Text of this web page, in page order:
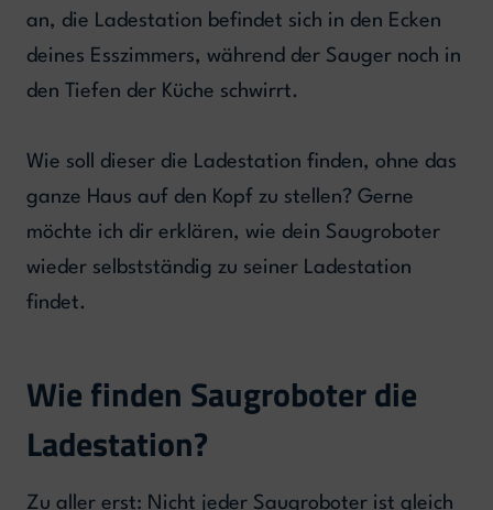
an, die Ladestation befindet sich in den Ecken
deines Esszimmers, während der Sauger noch in
den Tiefen der Küche schwirrt.
Wie soll dieser die Ladestation finden, ohne das
ganze Haus auf den Kopf zu stellen? Gerne
möchte ich dir erklären, wie dein Saugroboter
wieder selbstständig zu seiner Ladestation
findet.
Wie finden Saugroboter die
Ladestation?
Zu aller erst: Nicht jeder Saugroboter ist gleich